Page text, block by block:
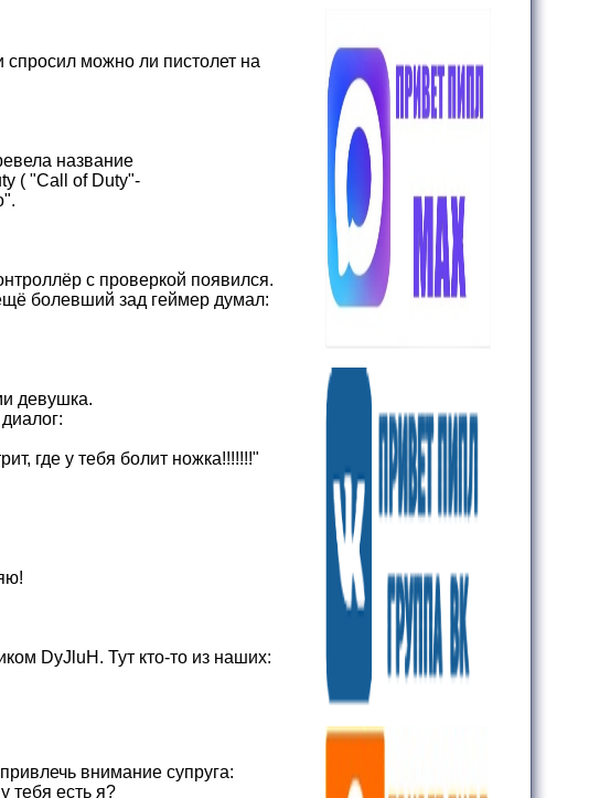
можно ли пистолет на
название
( "Call of Duty"-
с проверкой появился.
болевший зад геймер думал:
девушка.
где у тебя болит ножка!!!!!!!"
DyJluH. Тут кто-то из наших:
внимание супруга:
тебя есть я?